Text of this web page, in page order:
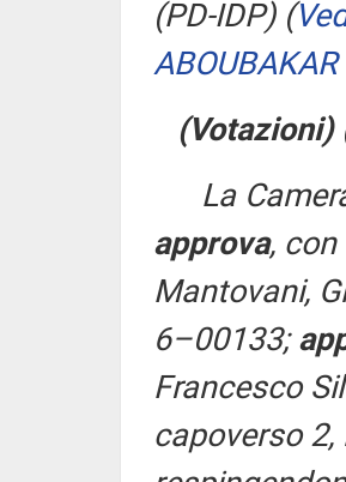
(PD-IDP) (
(Votazioni)
La
approva,
Mantovani,
6–00133;
Francesco
capoverso